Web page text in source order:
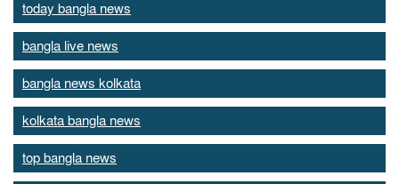
today bangla news
bangla live news
bangla news kolkata
kolkata bangla news
top bangla news